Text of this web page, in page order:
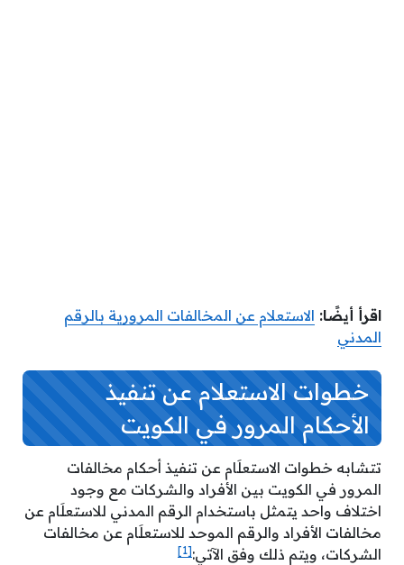
اقرأ أيضًا: الاستعلام عن المخالفات المرورية بالرقم
المدني
خطوات الاستعلام عن تنفيذ
الأحكام المرور في الكويت
تتشابه خطوات الاستعلَام عن تنفيذ أحكام مخالفات
المرور في الكويت بين الأفراد والشركات مع وجود
اختلاف واحد يتمثل باستخدام الرقم المدني للاستعلَام عن
مخالفات الأفراد والرقم الموحد للاستعلَام عن مخالفات
الشركات، ويتم ذلك وفق الآتي:[1]